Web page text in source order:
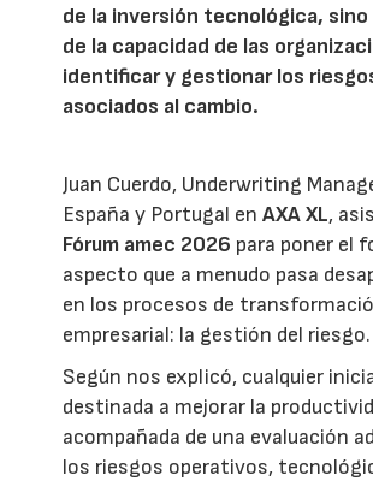
de la inversión tecnológica,
de la capacidad de las
identificar y gestionar los
asociados al cambio.
Juan Cuerdo, Underwriting
España y Portugal enAXA XL,
Fórum amec 2026 para poner el
aspecto que a menudo pasa
en los procesos de
empresarial: la gestión del riesgo.
Según nos explicó, cualquier
destinada a mejorar la
acompañada de una evaluación
los riesgos operativos,